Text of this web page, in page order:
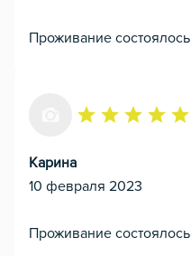
Проживание состоялось
Карина
10 февраля 2023
Проживание состоялось